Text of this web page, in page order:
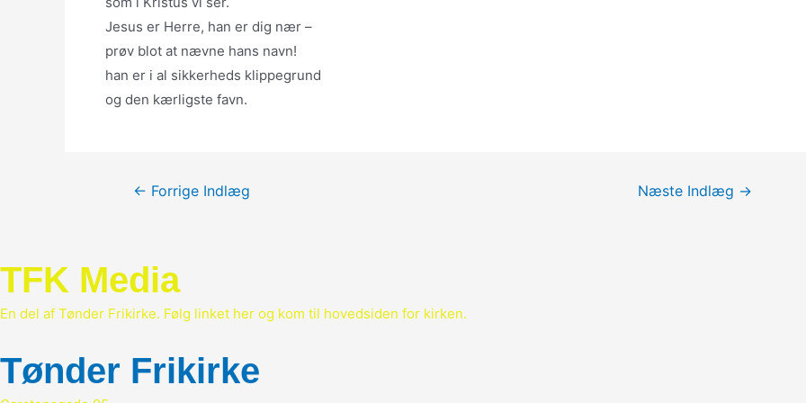
Jesus er Herre, han er dig nær –
prøv blot at nævne hans navn!
han er i al sikkerheds klippegrund
og den kærligste favn.
Indlægsnavigation
← Forrige Indlæg Næste Indlæg →
TFK Media
En del af Tønder Frikirke. Følg linket her og kom til hovedsiden for kirken.
Tønder Frikirke